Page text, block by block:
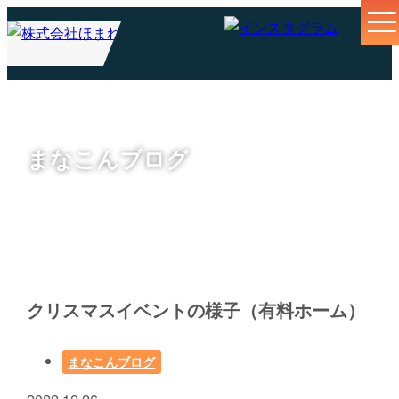
まなこんブログ
クリスマスイベントの様子（有料ホーム）
まなこんブログ